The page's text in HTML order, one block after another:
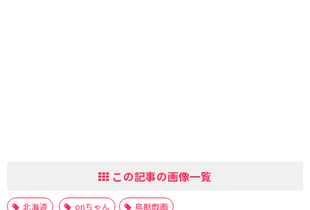
この記事の画像一覧
北海道 onちゃん 鳥獣戯画